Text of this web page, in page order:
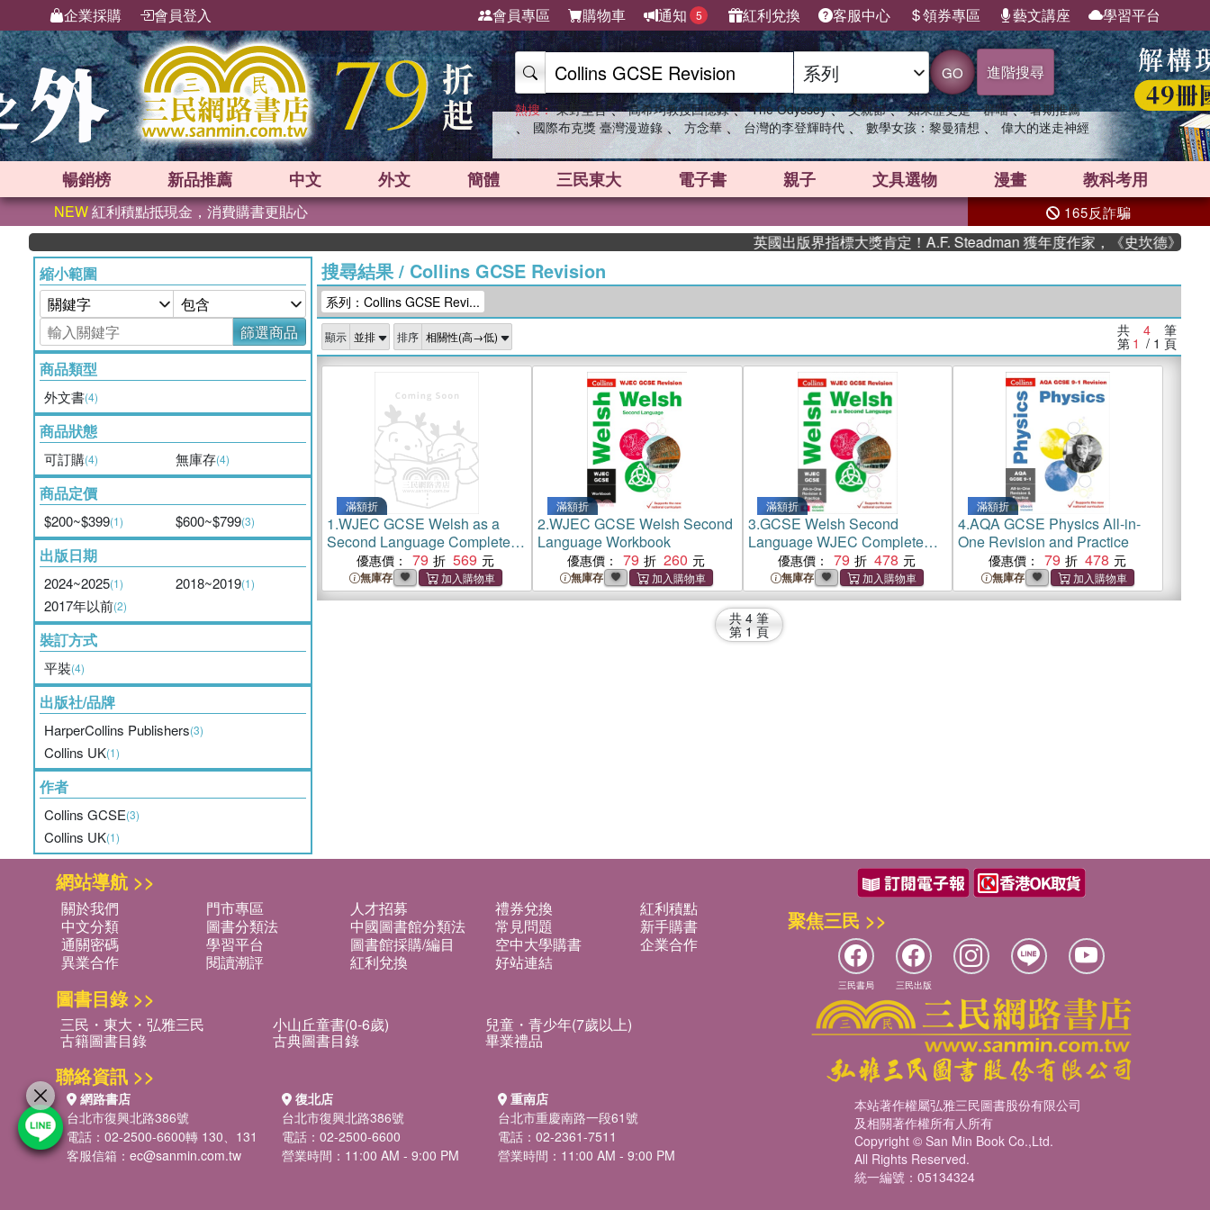
企業採購 會員登入 會員專區 購物車 通知 5 紅利兌換 客服中心 領券專區 藝文講座 學習平台
GO 進階搜尋
熱搜： 東野圭吾 、 高希均教授回憶錄 、 The Odyssey 、 父親節 、 如果歷史是一群喵 、 暑期推薦
、 國際布克獎 臺灣漫遊錄 、 方念華 、 台灣的李登輝時代 、 數學女孩：黎曼猜想 、 偉大的迷走神經
暢銷榜 新品推薦 中文 外文 簡體 三民東大 電子書 親子 文具選物 漫畫 教科考用
NEW紅利積點抵現金，消費購書更貼心 165反詐騙
英國出版界指標大獎肯定！A.F. Steadman 獲年度作家，《史坎德》系列帶
縮小範圍
篩選商品
商品類型
外文書(4)
商品狀態
可訂購(4) 無庫存(4)
商品定價
$200~$399(1) $600~$799(3)
出版日期
2024~2025(1) 2018~2019(1)
2017年以前(2)
裝訂方式
平裝(4)
出版社/品牌
HarperCollins Publishers(3)
Collins UK(1)
作者
Collins GCSE(3)
Collins UK(1)
搜尋結果/ Collins GCSE Revision
系列：Collins GCSE Revi...
顯示 排序 共 4 筆
第 1 / 1 頁
滿額折
1.WJEC GCSE Welsh as a
Second Language Complete
Revision and Practice：Ideal
for Home Learning, 2024 and
2025 Exams
優惠價： 79 569
無庫存
滿額折
2.WJEC GCSE Welsh Second
Language Workbook
優惠價： 79 260
無庫存
滿額折
3.GCSE Welsh Second
Language WJEC Complete
Practice and Revision Guide
with free online Q&A flashcard
download
優惠價： 79 478
無庫存
滿額折
4.AQA GCSE Physics All-in-
One Revision and Practice
優惠價： 79 478
無庫存
共 4 筆
第 1 頁
網站導航 >>
關於我們 門市專區 人才招募 禮券兌換
紅利積點
中文分類
圖書分類法 中國圖書館分類法 常見問題
新手購書
通關密碼
學習平台 圖書館採購/編目 空中大學購書
企業合作
異業合作
閱讀潮評 紅利兌換 好站連結
圖書目錄 >>
三民・東大・弘雅三民 小山丘童書(0-6歲) 兒童・青少年(7歲以上)
古籍圖書目錄 古典圖書目錄 畢業禮品
聯絡資訊 >>
網路書店
台北市復興北路386號
電話：02-2500-6600轉 130、131
客服信箱： ec@sanmin.com.tw
復北店
台北市復興北路386號
電話：02-2500-6600
營業時間：11:00 AM - 9:00 PM
重南店
台北市重慶南路一段61號
電話：02-2361-7511
營業時間：11:00 AM - 9:00 PM
聚焦三民 >>
三民書局 三民出版
本站著作權屬弘雅三民圖書股份有限公司
及相關著作權所有人所有
Copyright © San Min Book Co.,Ltd.
All Rights Reserved.
統一編號：05134324